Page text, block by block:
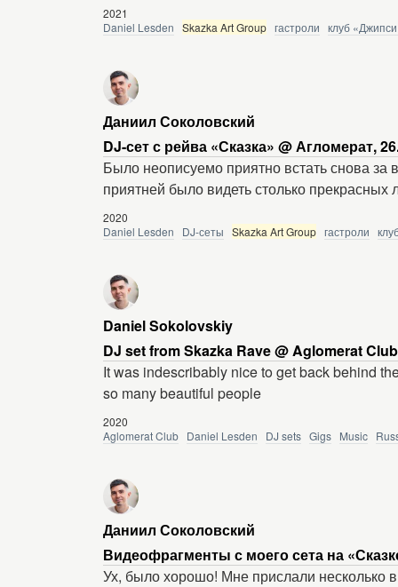
2021
Daniel Lesden Skazka Art Group гастроли клуб
Даниил Соколовский
DJ-сет с рейва «Сказка» @ Агломерат,
Было неописуемо приятно встать снова
приятней было видеть столько прекрасных
2020
Daniel Lesden
DJ-сеты Skazka Art Group гастроли
Daniel Sokolovskiy
DJ set from Skazka Rave @ Aglomerat
It was indescribably nice to get back behind
so many beautiful people
2020
Aglomerat Club Daniel Lesden DJ sets Gigs Music
Даниил Соколовский
Видеофрагменты с моего сета на
Ух, было хорошо! Мне прислали несколько